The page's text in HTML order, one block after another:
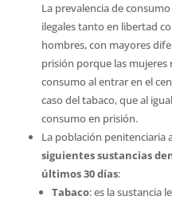
La prevalencia de
ilegales tanto en libertad
hombres, con mayores
prisión porque las mujeres
consumo al entrar en el
caso del tabaco, que al
consumo en prisión.
La población penitenciaria
siguientes sustancias
últimos 30 días:
Tabaco: es la sustancia